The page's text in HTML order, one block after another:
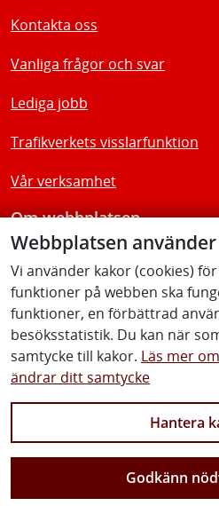
Webbplatsen
Vi använder kakor (cookies)
funktioner på webben ska
funktioner, en förbättrad
besöksstatistik. Du kan när
samtycke till kakor. Läs mer
ändrar ditt samtycke
Hantera
Godkänn
Kontakta oss
Vanliga frågor och svar
Lediga jobb
Trafikverkets visslarfunktion
Vår verksamhet
Om webbplatsen
Tillgänglighetsredogörelse
Följ oss
Facebook Youtube